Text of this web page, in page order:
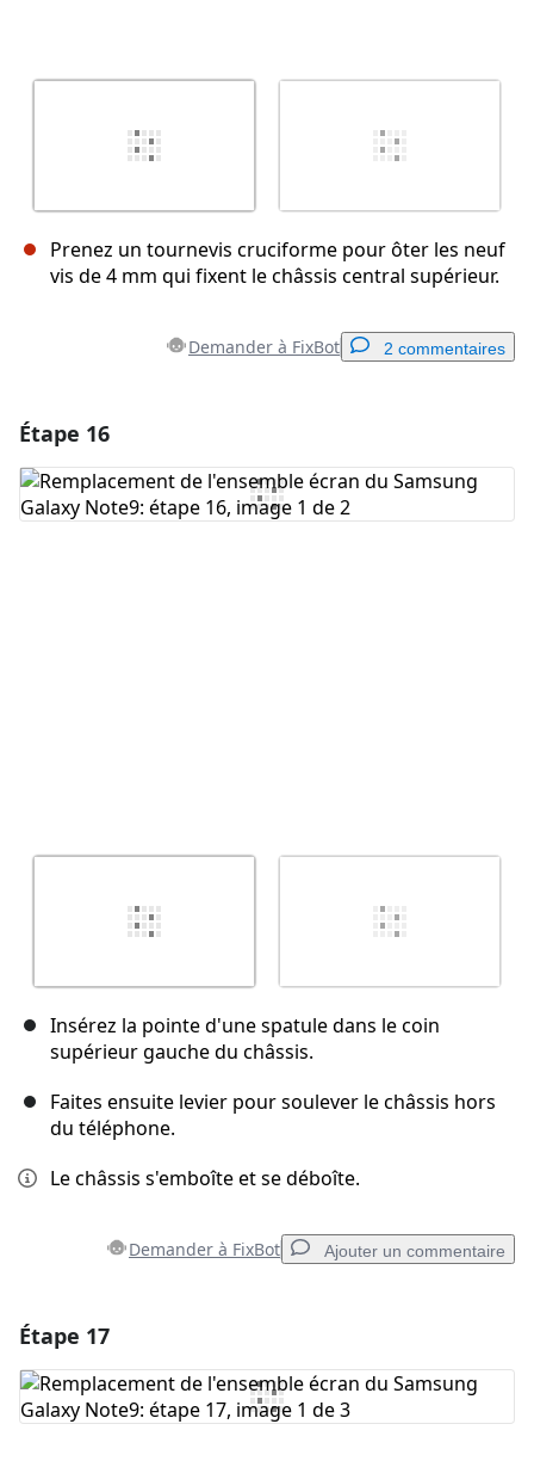
Prenez un tournevis cruciforme pour ôter les neuf
vis de 4 mm qui fixent le châssis central supérieur.
Demander à FixBot 2 commentaires
Ajouter un commentaire
Étape 16
Insérez la pointe d'une spatule dans le coin
supérieur gauche du châssis.
Faites ensuite levier pour soulever le châssis hors
du téléphone.
Le châssis s'emboîte et se déboîte.
Demander à FixBot Ajouter un commentaire
Ajouter un commentaire
Étape 17